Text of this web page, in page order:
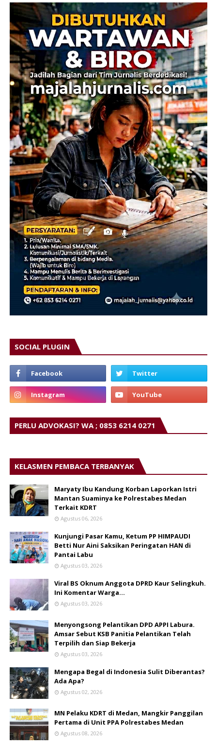
SOCIAL PLUGIN
PERLU ADVOKASI? WA ; 0853 6214 0271
KELASMEN PEMBACA TERBANYAK
Maryaty Ibu Kandung Korban Laporkan Istri
Mantan Suaminya ke Polrestabes Medan
Terkait KDRT
Agustus 06, 2026
Kunjungi Pasar Kamu, Ketum PP HIMPAUDI
Betti Nur Aini Saksikan Peringatan HAN di
Pantai Labu
Agustus 03, 2026
Viral BS Oknum Anggota DPRD Kaur Selingkuh.
Ini Komentar Warga…
Agustus 03, 2026
Menyongsong Pelantikan DPD APPI Labura.
Amsar Sebut KSB Panitia Pelantikan Telah
Terpilih dan Siap Bekerja
Agustus 03, 2026
Mengapa Begal di Indonesia Sulit Diberantas?
Ada Apa?
Agustus 02, 2026
MN Pelaku KDRT di Medan, Mangkir Panggilan
Pertama di Unit PPA Polrestabes Medan
Agustus 08, 2026